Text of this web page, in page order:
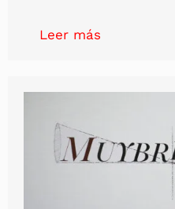
Leer más